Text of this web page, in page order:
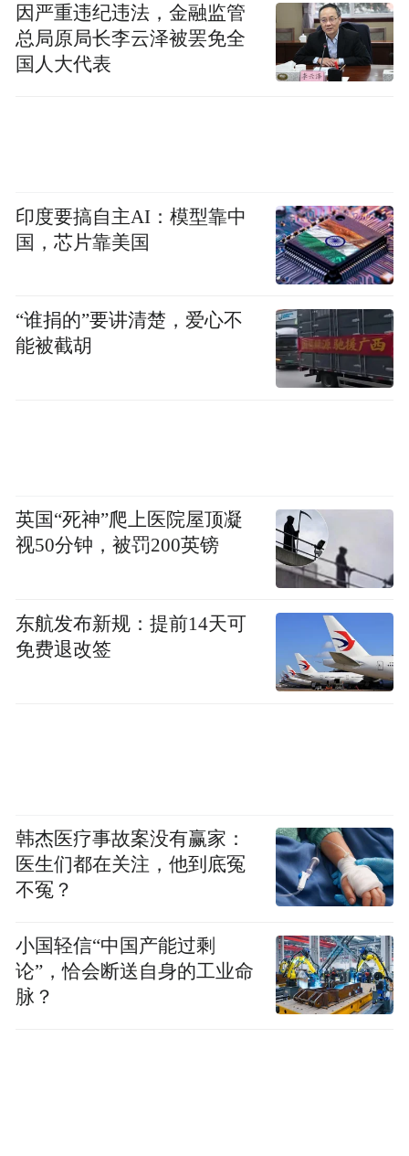
因严重违纪违法，金融监管
总局原局长李云泽被罢免全
国人大代表
印度要搞自主AI：模型靠中
国，芯片靠美国
“谁捐的”要讲清楚，爱心不
能被截胡
英国“死神”爬上医院屋顶凝
视50分钟，被罚200英镑
东航发布新规：提前14天可
免费退改签
韩杰医疗事故案没有赢家：
医生们都在关注，他到底冤
不冤？
小国轻信“中国产能过剩
论”，恰会断送自身的工业命
脉？